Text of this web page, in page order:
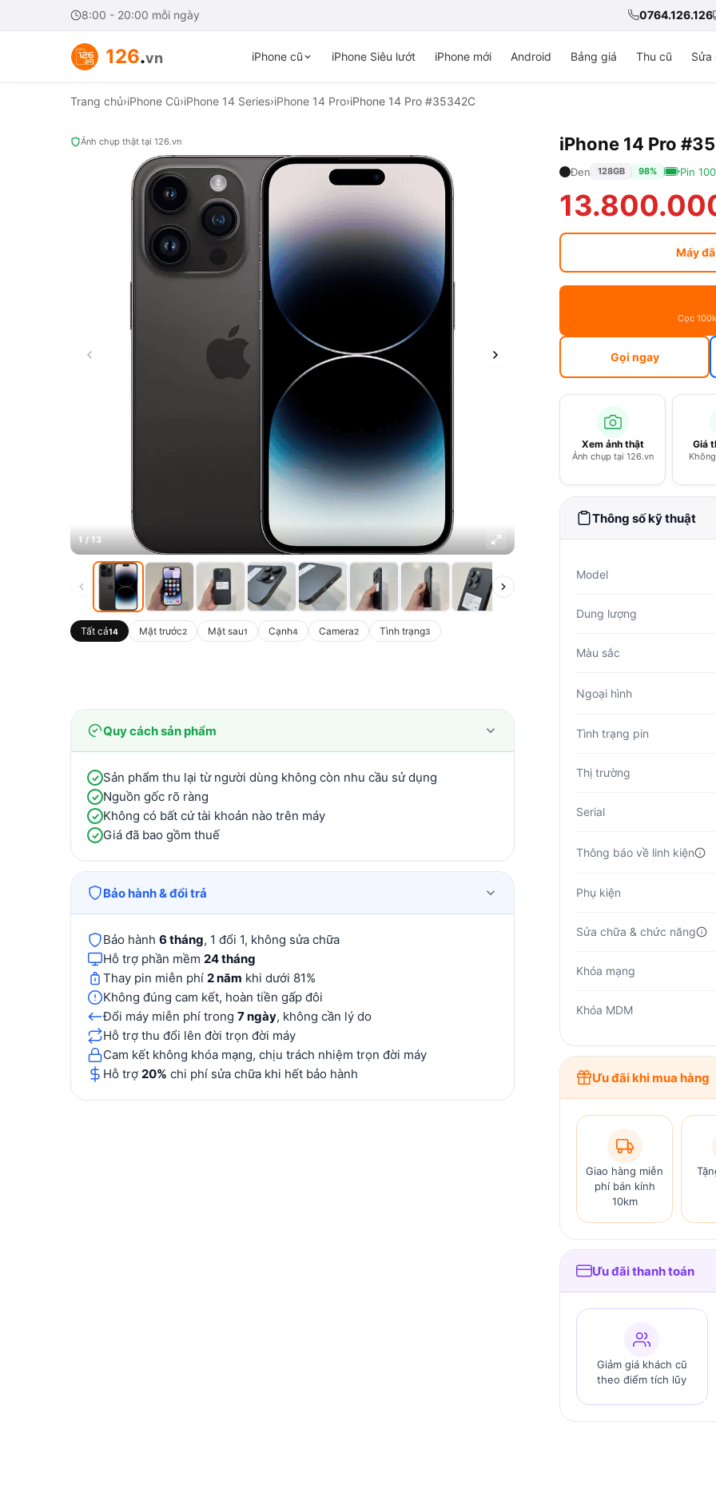
8:00 - 20:00 mỗi ngày 0764.126.126
126.vn iPhone cũ iPhone Siêu lướt iPhone mới Android Bảng giá Thu cũ Sửa
Trang chủ›iPhone Cũ›iPhone 14 Series›iPhone 14 Pro›iPhone 14 Pro #35342C
Ảnh chụp thật tại 126.vn
1 / 13
Tất cả14 Mặt trước2 Mặt sau1 Cạnh4 Camera2 Tình trạng3
iPhone 14 Pro
Đen 128GB 98% Pin
Máy
Cọc
Gọi ngay
Xem ảnh thật
Ảnh chụp tại 126.vn
Giá
Thông số kỹ thuật
Model
Dung lượng
Màu sắc
Ngoại hình
Tình trạng pin
Thị trường
Serial
Thông báo về linh kiện
Phụ kiện
Sửa chữa & chức năng
Khóa mạng
Khóa MDM
Ưu đãi khi mua hàng
Giao hàng miễn
phí bán kính
10km
Ưu đãi thanh toán
Giảm giá khách cũ
theo điểm tích lũy
Quy cách sản phẩm
Sản phẩm thu lại từ người dùng không còn nhu cầu sử dụng
Nguồn gốc rõ ràng
Không có bất cứ tài khoản nào trên máy
Giá đã bao gồm thuế
Bảo hành & đổi trả
Bảo hành 6 tháng, 1 đổi 1, không sửa chữa
Hỗ trợ phần mềm 24 tháng
Thay pin miễn phí 2 năm khi dưới 81%
Không đúng cam kết, hoàn tiền gấp đôi
Đổi máy miễn phí trong 7 ngày, không cần lý do
Hỗ trợ thu đổi lên đời trọn đời máy
Cam kết không khóa mạng, chịu trách nhiệm trọn đời máy
Hỗ trợ 20% chi phí sửa chữa khi hết bảo hành